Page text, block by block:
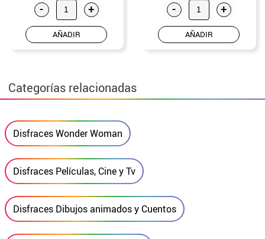
- +
AÑADIR
- +
AÑADIR
Categorías relacionadas
Disfraces Wonder Woman
Disfraces Películas, Cine y Tv
Disfraces Dibujos animados y Cuentos